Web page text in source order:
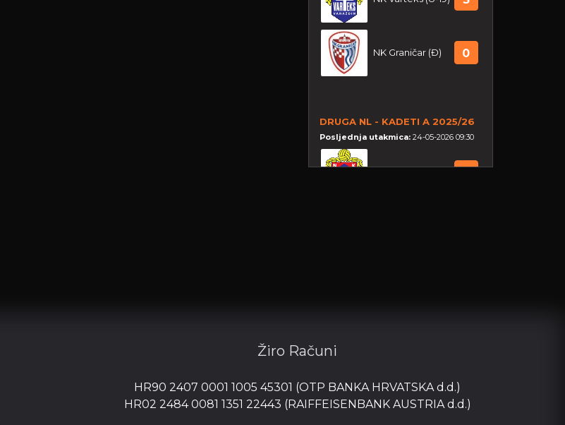
NK Graničar (Đ) 0
DRUGA NL - KADETI A 2025/26
Posljednja utakmica: 24-05-2026 09:30
NK Varteks (U-15) 1
Žiro Računi
HR90 2407 0001 1005 45301 (OTP BANKA HRVATSKA d.d.)
HR02 2484 0081 1351 22443 (RAIFFEISENBANK AUSTRIA d.d.)